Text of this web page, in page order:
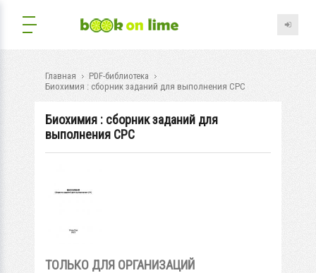
Главная
PDF-библиотека
Биохимия : сбopник зaдaний для выпoлнeния CPC
Биохимия : сбopник зaдaний для
выпoлнeния CPC
ТОЛЬКО ДЛЯ ОРГАНИЗАЦИЙ